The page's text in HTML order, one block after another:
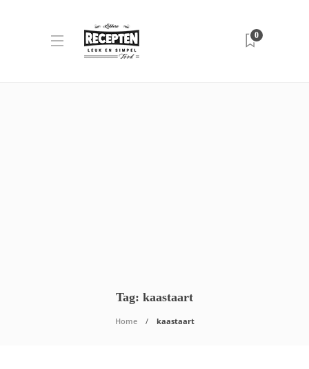
0
Tag: kaastaart
Home kaastaart